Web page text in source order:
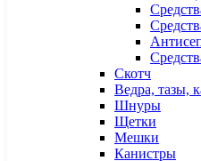
Скотч
Ведра, тазы,
Шнуры
Щетки
Мешки
Канистры